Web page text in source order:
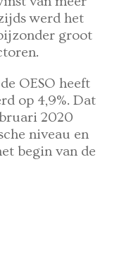
werd het
groot
OESO heeft
op 4,9%. Dat
2020
niveau en
begin van de